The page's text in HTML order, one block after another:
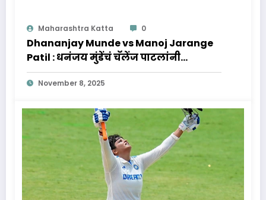
Maharashtra Katta 0
Dhananjay Munde vs Manoj Jarange
Patil : धनंजय मुंडेंचं चॅलेंज पाटलांनी
स्विकारलं, पुढे काय होणार?
November 8, 2025